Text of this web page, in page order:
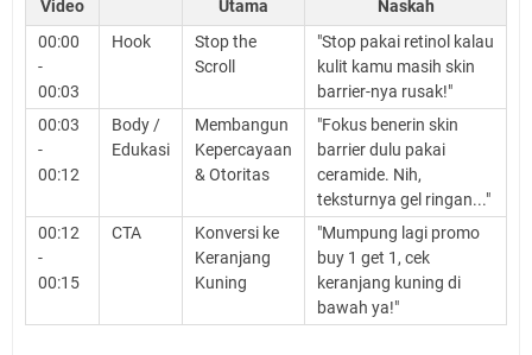
Video
Utama
Naskah
00:00
-
00:03
Hook
Stop the
Scroll
"Stop pakai retinol kalau
kulit kamu masih skin
barrier-nya rusak!"
00:03
-
00:12
Body /
Edukasi
Membangun
Kepercayaan
& Otoritas
"Fokus benerin skin
barrier dulu pakai
ceramide. Nih,
teksturnya gel ringan..."
00:12
-
00:15
CTA
Konversi ke
Keranjang
Kuning
"Mumpung lagi promo
buy 1 get 1, cek
keranjang kuning di
bawah ya!"